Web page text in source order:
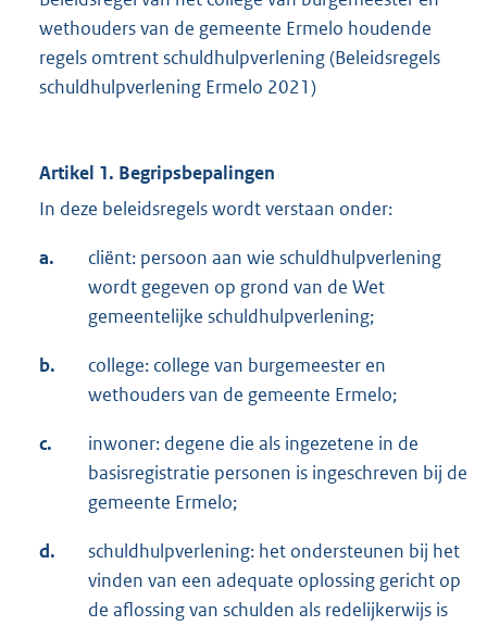
wethouders van de gemeente Ermelo houdende
regels omtrent schuldhulpverlening (Beleidsregels
schuldhulpverlening Ermelo 2021)
Artikel 1. Begripsbepalingen
In deze beleidsregels wordt verstaan onder:
a.
cliënt: persoon aan wie schuldhulpverlening
wordt gegeven op grond van de Wet
gemeentelijke schuldhulpverlening;
b.
college: college van burgemeester en
wethouders van de gemeente Ermelo;
c.
inwoner: degene die als ingezetene in de
basisregistratie personen is ingeschreven bij de
gemeente Ermelo;
d.
schuldhulpverlening: het ondersteunen bij het
vinden van een adequate oplossing gericht op
de aflossing van schulden als redelijkerwijs is